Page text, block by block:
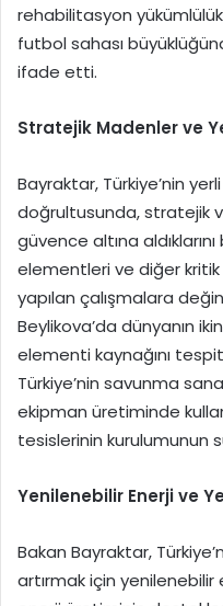
rehabilitasyon
futbol sahası
ifade etti.
Stratejik Madenler ve
Bayraktar, Türkiye’nin
doğrultusunda, stratejik
güvence altına
elementleri ve diğer
yapılan çalışmalara
Beylikova’da dünyanın
elementi kaynağını
Türkiye’nin savunma
ekipman üretiminde
tesislerinin kurulumunun
Yenilenebilir Enerji ve
Bakan Bayraktar,
artırmak için yenilenebilir